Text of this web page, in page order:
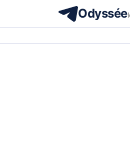
Odyssée